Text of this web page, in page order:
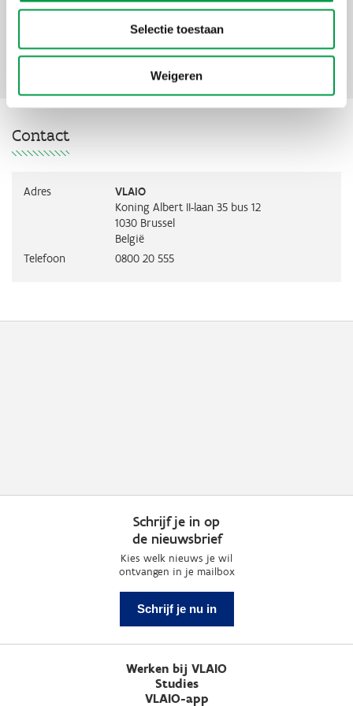
Selectie toestaan
Weigeren
Contact
Contact
Adres
VLAIO
Koning Albert II-laan 35 bus 12
1030 Brussel
België
Telefoon
0800 20 555
Schrijf je in op
de nieuwsbrief
Kies welk nieuws je wil
ontvangen in je mailbox
Schrijf je nu in
Werken bij VLAIO
Studies
VLAIO-app